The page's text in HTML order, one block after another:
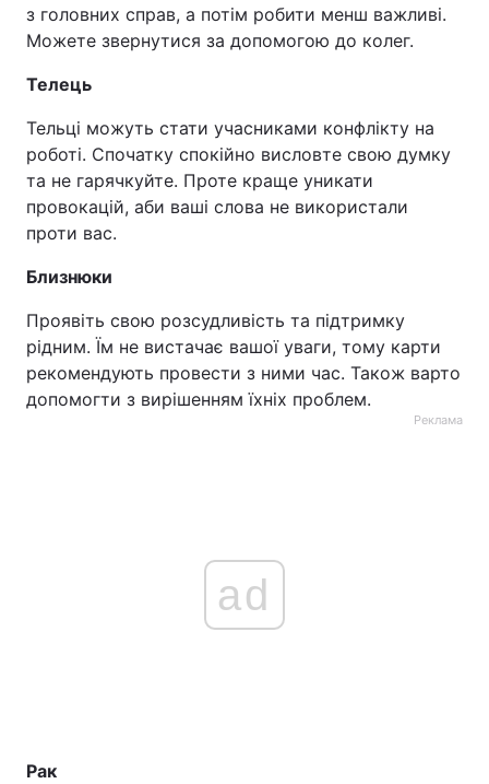
з головних справ, а потім робити менш важливі.
Можете звернутися за допомогою до колег.
Телець
Тельці можуть стати учасниками конфлікту на
роботі. Спочатку спокійно висловте свою думку
та не гарячкуйте. Проте краще уникати
провокацій, аби ваші слова не використали
проти вас.
Близнюки
Проявіть свою розсудливість та підтримку
рідним. Їм не вистачає вашої уваги, тому карти
рекомендують провести з ними час. Також варто
допомогти з вирішенням їхніх проблем.
Реклама
ad
Рак